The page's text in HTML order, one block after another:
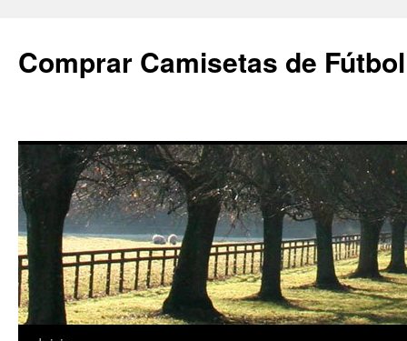
Comprar Camisetas de